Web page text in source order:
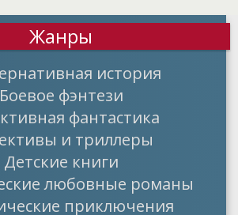
Жанры
история
Боевое фэнтези
фантастика
и триллеры
Детские книги
любовные романы
приключения